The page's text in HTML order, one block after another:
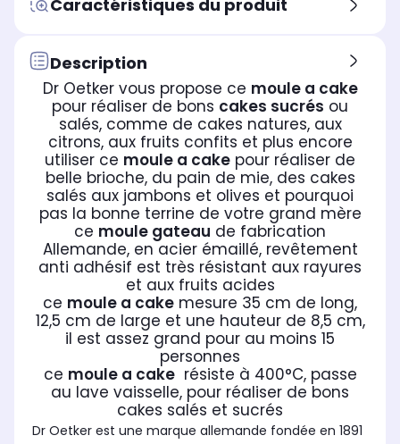
Caractéristiques du produit
Description
Dr Oetker vous propose ce moule a cake
pour réaliser de bons cakes sucrés ou
salés, comme de cakes natures, aux
citrons, aux fruits confits et plus encore
utiliser ce moule a cake pour réaliser de
belle brioche, du pain de mie, des cakes
salés aux jambons et olives et pourquoi
pas la bonne terrine de votre grand mère
ce moule gateau de fabrication
Allemande, en acier émaillé, revêtement
anti adhésif est très résistant aux rayures
et aux fruits acides
ce moule a cake mesure 35 cm de long,
12,5 cm de large et une hauteur de 8,5 cm,
il est assez grand pour au moins 15
personnes
ce moule a cakerésiste à 400°C, passe
au lave vaisselle, pour réaliser de bons
cakes salés et sucrés
Dr Oetker est une marque allemande fondée en 1891